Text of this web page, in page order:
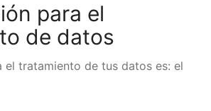
para el
de datos
el tratamiento de tus datos es: el